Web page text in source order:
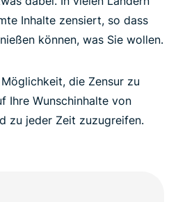
Inhalte zensiert, so dass
können, was Sie wollen.
die Zensur zu
Ihre Wunschinhalte von
zu jeder Zeit zuzugreifen.